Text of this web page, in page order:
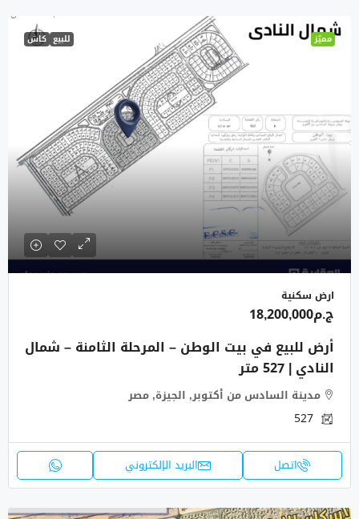
مميّز للبيع كاش
ارض سكنية
ج.م18,200,000
أرض للبيع في بيت الوطن – المرحلة الثامنة – شمال
النادي | 527 متر
مدينة السادس من أكتوبر, الجيزة, مصر
527
اتصل البريد الإلكتروني